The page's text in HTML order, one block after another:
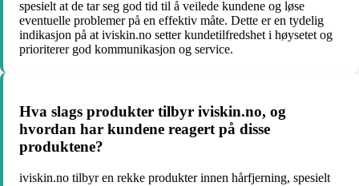
spesielt at de tar seg god tid til å veilede kundene og løse
eventuelle problemer på en effektiv måte. Dette er en tydelig
indikasjon på at iviskin.no setter kundetilfredshet i høysetet og
prioriterer god kommunikasjon og service.
Hva slags produkter tilbyr iviskin.no, og
hvordan har kundene reagert på disse
produktene?
iviskin.no tilbyr en rekke produkter innen hårfjerning, spesielt